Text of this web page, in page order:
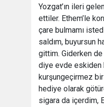
Yozgat’ın ileri
ettiler. Ethem’le
çare bulmamı
saldım, buyursun
gittim. Giderken
diye evde eskiden
kurşungeçirmez
hediye olarak
sigara da içerdim,